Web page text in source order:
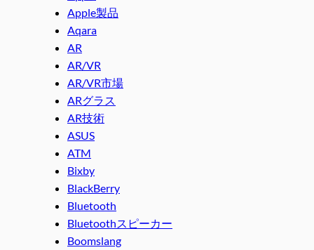
Apple製品
Aqara
AR
AR/VR
AR/VR市場
ARグラス
AR技術
ASUS
ATM
Bixby
BlackBerry
Bluetooth
Bluetoothスピーカー
Boomslang